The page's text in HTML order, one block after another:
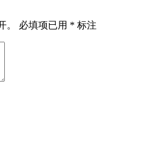
。 必填项已用 * 标注